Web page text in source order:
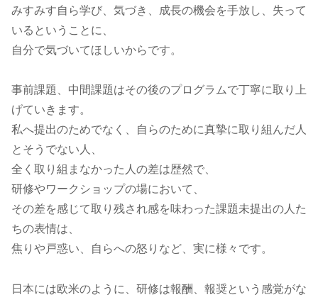
みすみす自ら学び、気づき、成長の機会を手放し、失って
いるということに、
自分で気づいてほしいからです。
事前課題、中間課題はその後のプログラムで丁寧に取り上
げていきます。
私へ提出のためでなく、自らのために真摯に取り組んだ人
とそうでない人、
全く取り組まなかった人の差は歴然で、
研修やワークショップの場において、
その差を感じて取り残され感を味わった課題未提出の人た
ちの表情は、
焦りや戸惑い、自らへの怒りなど、実に様々です。
日本には欧米のように、研修は報酬、報奨という感覚がな